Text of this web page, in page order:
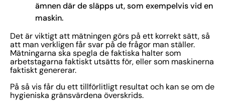
ämnen där de släpps ut, som exempelvis vid en
maskin.
Det är viktigt att mätningen görs på ett korrekt sätt, så
att man verkligen får svar på de frågor man ställer.
Mätningarna ska spegla de faktiska halter som
arbetstagarna faktiskt utsätts för, eller som maskinerna
faktiskt genererar.
På så vis får du ett tillförlitligt resultat och kan se om de
hygieniska gränsvärdena överskrids.